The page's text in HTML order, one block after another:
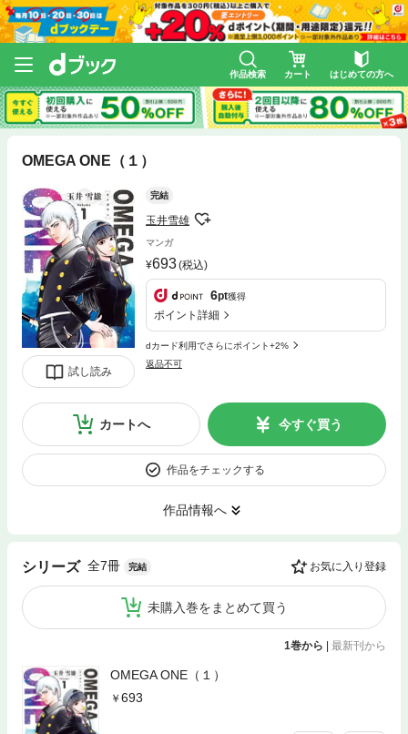
作品検索 カート はじめての方へ
OMEGA ONE（１）
試し読み
完結
玉井雪雄
マンガ
693(税込)
6pt獲得
ポイント詳細
dカード利用でさらにポイント+2%
返品不可
カートへ 今すぐ買う
作品をチェックする
作品情報へ
シリーズ 全7冊 完結 お気に入り登録
未購入巻をまとめて買う
1巻から | 最新刊から
OMEGA ONE（１）
693